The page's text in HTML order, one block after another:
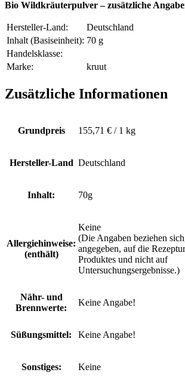
Bio Wildkräuterpulver – zusätzliche
Hersteller-Land:
Deutschland
Inhalt (Basiseinheit): 70 g
Handelsklasse:
Marke:
kruut
Zusätzliche Informationen
Grundpreis 155,71 € / 1 kg
Hersteller-Land Deutschland
Inhalt: 70g
Allergiehinweise:
(enthält)
Keine
(Die Angaben beziehen
angegeben, auf die
Produktes und nicht auf
Untersuchungsergebnisse.)
Nähr- und
Brennwerte:
Keine Angabe!
Süßungsmittel: Keine Angabe!
Sonstiges: Keine